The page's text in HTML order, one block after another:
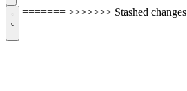
======= >>>>>>> Stashed changes